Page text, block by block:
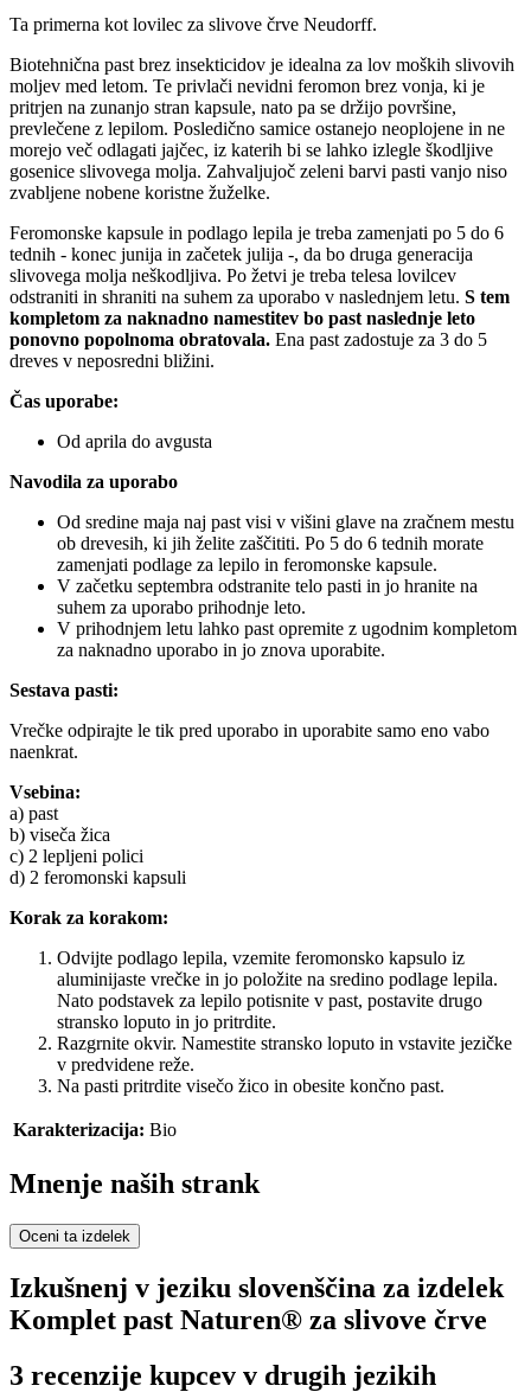
Ta primerna kot lovilec za slivove črve Neudorff.
Biotehnična past brez insekticidov je idealna za lov moških slivovih
moljev med letom. Te privlači nevidni feromon brez vonja, ki je
pritrjen na zunanjo stran kapsule, nato pa se držijo površine,
prevlečene z lepilom. Posledično samice ostanejo neoplojene in ne
morejo več odlagati jajčec, iz katerih bi se lahko izlegle škodljive
gosenice slivovega molja. Zahvaljujoč zeleni barvi pasti vanjo niso
zvabljene nobene koristne žuželke.
Feromonske kapsule in podlago lepila je treba zamenjati po 5 do 6
tednih - konec junija in začetek julija -, da bo druga generacija
slivovega molja neškodljiva. Po žetvi je treba telesa lovilcev
odstraniti in shraniti na suhem za uporabo v naslednjem letu. S tem
kompletom za naknadno namestitev bo past naslednje leto
ponovno popolnoma obratovala. Ena past zadostuje za 3 do 5
dreves v neposredni bližini.
Čas uporabe:
Od aprila do avgusta
Navodila za uporabo
Od sredine maja naj past visi v višini glave na zračnem mestu
ob drevesih, ki jih želite zaščititi. Po 5 do 6 tednih morate
zamenjati podlage za lepilo in feromonske kapsule.
V začetku septembra odstranite telo pasti in jo hranite na
suhem za uporabo prihodnje leto.
V prihodnjem letu lahko past opremite z ugodnim kompletom
za naknadno uporabo in jo znova uporabite.
Sestava pasti:
Vrečke odpirajte le tik pred uporabo in uporabite samo eno vabo
naenkrat.
Vsebina:
a) past
b) viseča žica
c) 2 lepljeni polici
d) 2 feromonski kapsuli
Korak za korakom:
Odvijte podlago lepila, vzemite feromonsko kapsulo iz
aluminijaste vrečke in jo položite na sredino podlage lepila.
Nato podstavek za lepilo potisnite v past, postavite drugo
stransko loputo in jo pritrdite.
Razgrnite okvir. Namestite stransko loputo in vstavite jezičke
v predvidene reže.
Na pasti pritrdite visečo žico in obesite končno past.
Karakterizacija: Bio
Mnenje naših strank
Oceni ta izdelek
Izkušnenj v jeziku slovenščina za izdelek
Komplet past Naturen® za slivove črve
3 recenzije kupcev v drugih jezikih